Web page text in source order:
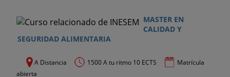
MASTER EN
CALIDAD Y
SEGURIDAD ALIMENTARIA
A Distancia 1500 A tu ritmo 10 ECTS
Matrícula
abierta